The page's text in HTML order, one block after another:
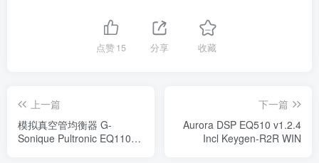
点赞15 分享 收藏
上一篇
模拟真空管均衡器 G-
Sonique Pultronic EQ110P
下一篇
Aurora DSP EQ510 v1.2.4
Incl Keygen-R2R WIN